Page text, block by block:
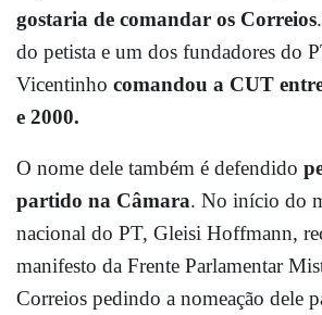
gostaria de comandar os Correios
do petista e um dos fundadores do
Vicentinho comandou a CUT
e 2000.
O nome dele também é defendido
partido na Câmara. No início do
nacional do PT, Gleisi Hoffmann,
manifesto da Frente Parlamentar
Correios pedindo a nomeação dele